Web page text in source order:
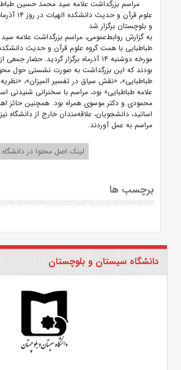
مراسم بزرگداشت علامه سید محمد حسین
علوم قرآن
و بلوچستان برگزار شد
به گزارش روابط‌عمومی، مراسم بزرگداشت علامه
طباطبایی با همت گروه علوم قرآن و حدیث دانشکده
مورخه دوشنبه ۱۴ آذرماه برگزار گردید.
بودند که این بزرگداشت به صورت نشستی حول
طباطبایی»، «نقش سیاق در تفسیر المیزان»، «نظریه
علامه طباطبایی» بود، مراسم با سخنرانی شنیدنی
محمودی و دکتر موسوی همراه بود. همچنین حائز
اساتید، دانشجویان، علاقه‌مندان خارج از دانشگاه
مراسم به عمل آوردند.
لینک اصل محتوا در
برچسب ها
دانشگاه سیستان و بلوچستان